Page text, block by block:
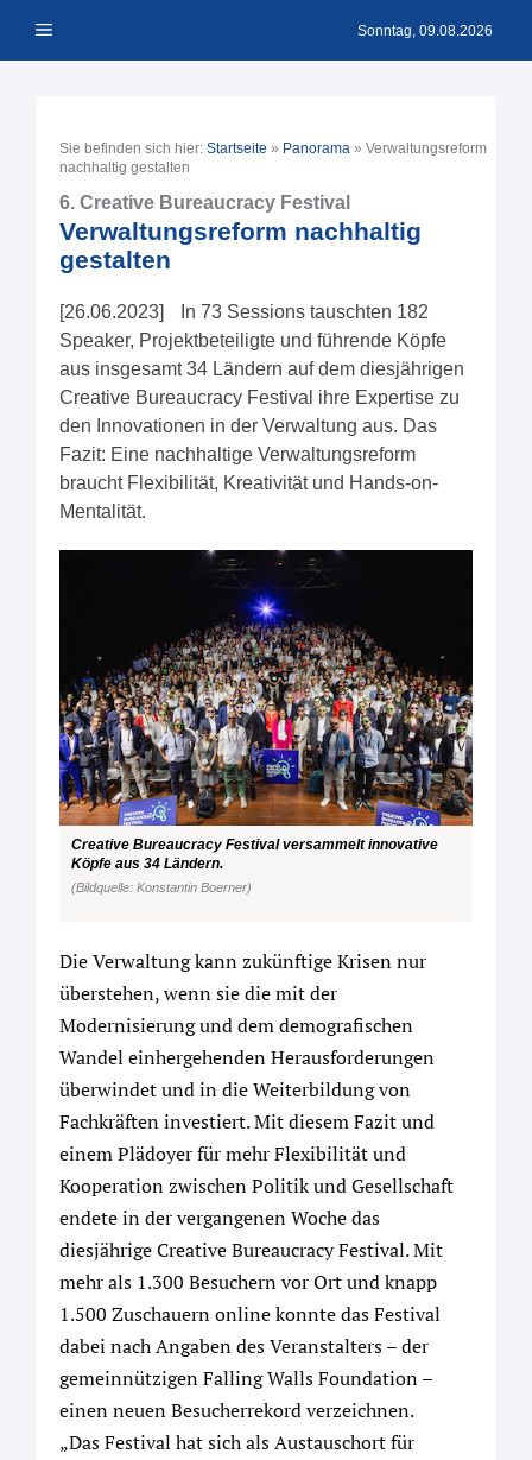
Inhalt Menü Sonntag, 09.08.2026
Sie befinden sich hier: Startseite » Panorama » Verwaltungsreform
nachhaltig gestalten
6. Creative Bureaucracy Festival
Verwaltungsreform nachhaltig
gestalten
[26.06.2023] In 73 Sessions tauschten 182
Speaker, Projektbeteiligte und führende Köpfe
aus insgesamt 34 Ländern auf dem diesjährigen
Creative Bureaucracy Festival ihre Expertise zu
den Innovationen in der Verwaltung aus. Das
Fazit: Eine nachhaltige Verwaltungsreform
braucht Flexibilität, Kreativität und Hands-on-
Mentalität.
Creative Bureaucracy Festival versammelt innovative
Köpfe aus 34 Ländern.
(Bildquelle: Konstantin Boerner)
Die Verwaltung kann zukünftige Krisen nur
überstehen, wenn sie die mit der
Modernisierung und dem demografischen
Wandel einhergehenden Herausforderungen
überwindet und in die Weiterbildung von
Fachkräften investiert. Mit diesem Fazit und
einem Plädoyer für mehr Flexibilität und
Kooperation zwischen Politik und Gesellschaft
endete in der vergangenen Woche das
diesjährige Creative Bureaucracy Festival. Mit
mehr als 1.300 Besuchern vor Ort und knapp
1.500 Zuschauern online konnte das Festival
dabei nach Angaben des Veranstalters – der
gemeinnützigen Falling Walls Foundation –
einen neuen Besucherrekord verzeichnen.
„Das Festival hat sich als Austauschort für